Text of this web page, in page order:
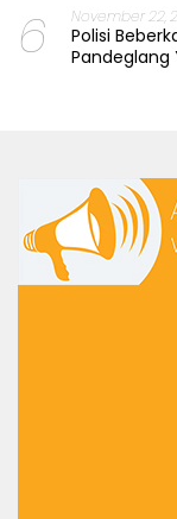
6 November 22,
Polisi
Pandeglang